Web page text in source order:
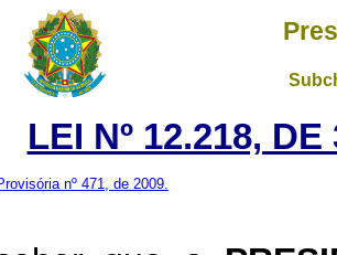
LEI Nº 12.218,
nº 471, de 2009.